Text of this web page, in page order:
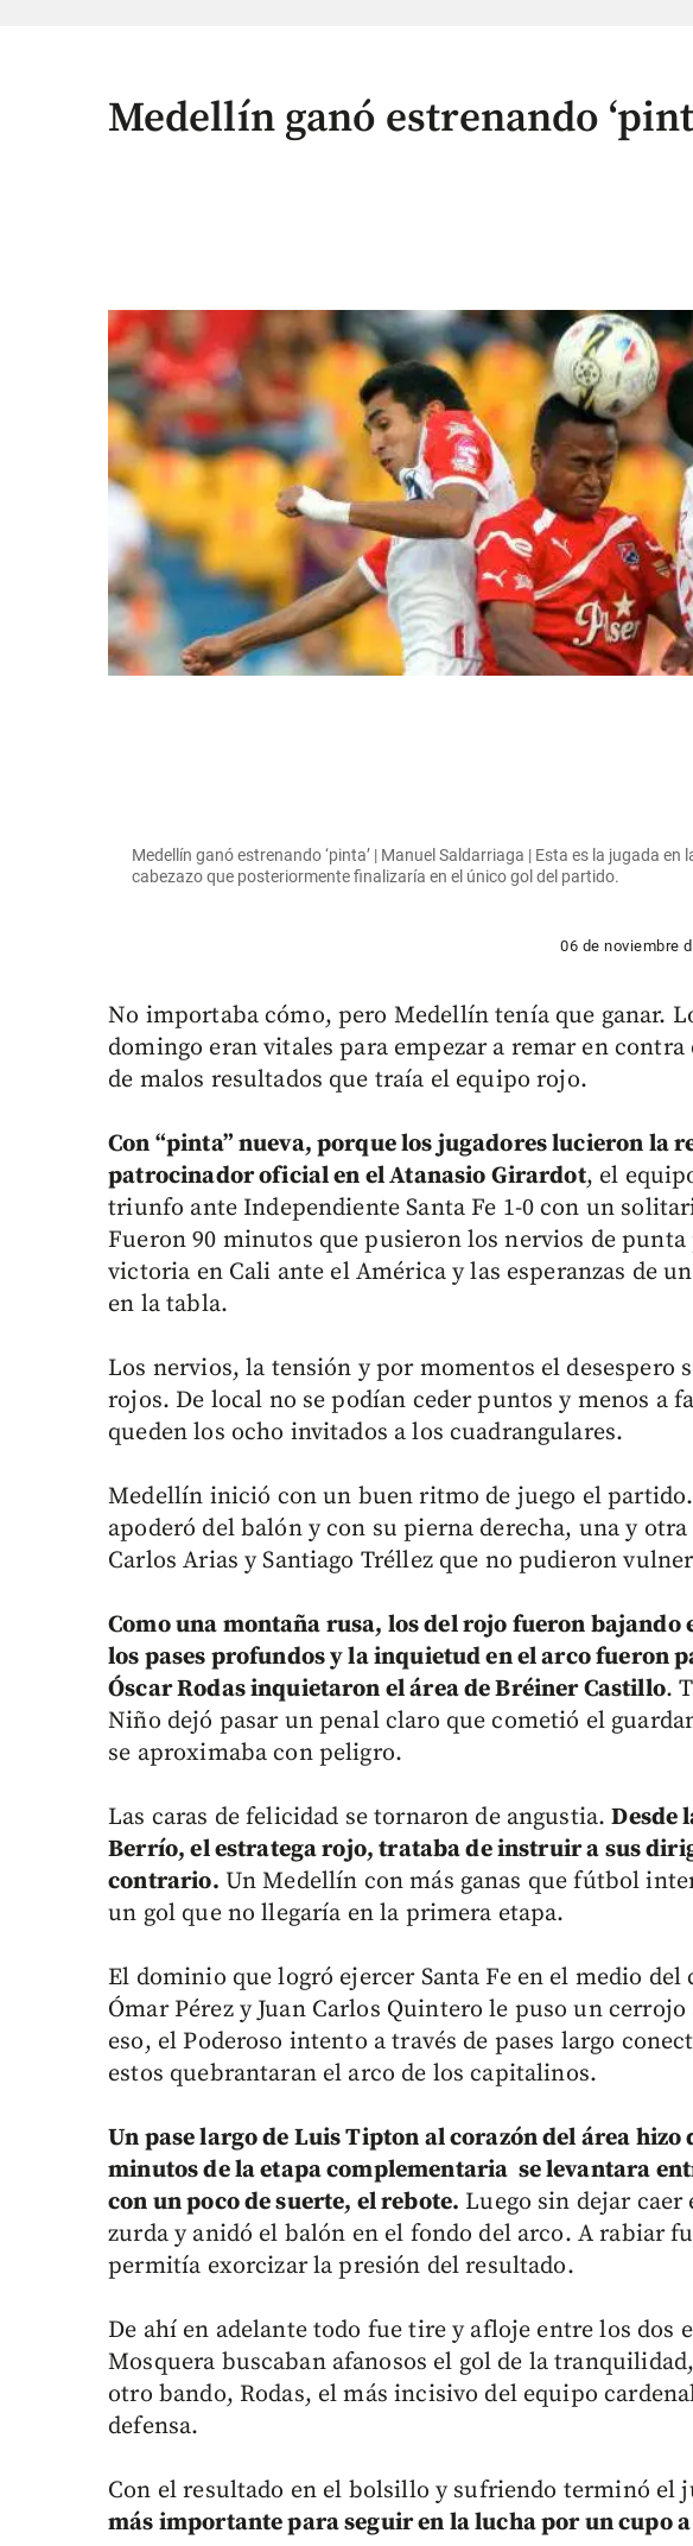
Medellín ganó estrenando
Medellín ganó estrenando ‘pinta’ | Manuel Saldarriaga | Esta es la jugada en
cabezazo que posteriormente finalizaría en el único gol del partido.
06 de noviembre
No importaba cómo, pero Medellín tenía que ganar.
domingo eran vitales para empezar a remar en
de malos resultados que traía el equipo rojo.
Con “pinta” nueva, porque los jugadores lucieron la
patrocinador oficial en el Atanasio Girardot, el
triunfo ante Independiente Santa Fe 1-0 con un
Fueron 90 minutos que pusieron los nervios de
victoria en Cali ante el América y las esperanzas de
en la tabla.
Los nervios, la tensión y por momentos el desespero
rojos. De local no se podían ceder puntos y menos a
queden los ocho invitados a los cuadrangulares.
Medellín inició con un buen ritmo de juego el
apoderó del balón y con su pierna derecha, una y
Carlos Arias y Santiago Tréllez que no pudieron
Como una montaña rusa, los del rojo fueron bajando
los pases profundos y la inquietud en el arco fueron
Óscar Rodas inquietaron el área de Bréiner Castillo.
Niño dejó pasar un penal claro que cometió el
se aproximaba con peligro.
Las caras de felicidad se tornaron de angustia.Desde
Berrío, el estratega rojo, trataba de instruir a sus
contrario. Un Medellín con más ganas que fútbol
un gol que no llegaría en la primera etapa.
El dominio que logró ejercer Santa Fe en el medio del
Ómar Pérez y Juan Carlos Quintero le puso un
eso, el Poderoso intento a través de pases largo
estos quebrantaran el arco de los capitalinos.
Un pase largo de Luis Tipton al corazón del área hizo
minutos de la etapa complementaria se levantara
con un poco de suerte, el rebote. Luego sin dejar
zurda y anidó el balón en el fondo del arco. A rabiar
permitía exorcizar la presión del resultado.
De ahí en adelante todo fue tire y afloje entre los dos
Mosquera buscaban afanosos el gol de la
otro bando, Rodas, el más incisivo del equipo
defensa.
Con el resultado en el bolsillo y sufriendo terminó el
más importante para seguir en la lucha por un cupo